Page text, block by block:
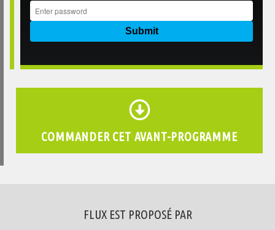
COMMANDER CET AVANT-PROGRAMME
FLUX EST PROPOSÉ PAR